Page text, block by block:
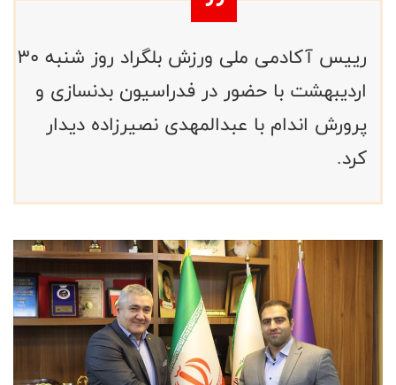
رییس آکادمی ملی ورزش بلگراد روز شنبه 30
اردیبهشت با حضور در فدراسیون بدنسازی و
پرورش اندام با عبدالمهدی نصیرزاده دیدار
کرد.